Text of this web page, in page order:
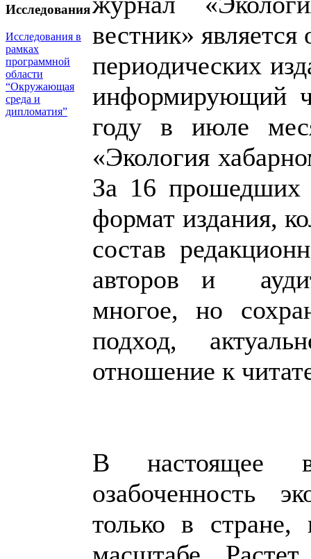
Исследования
Исследования в
рамках
программной
области
“Окружающая
среда и
дипломатия”
вестник»
периодических
информирующий
году в июле
«Экология
За 16 прошедших
формат издания,
состав
авторов и
многое, но
подход,
отношение к
В настоящее
озабоченность
только в